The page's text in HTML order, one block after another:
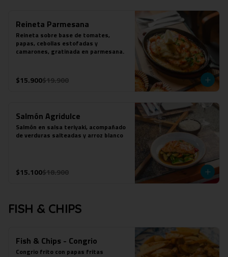
Reineta Parmesana
Reineta sobre base de tomates,
papas, cebollas estofadas y
camarones, gratinada en parmesana.
$15.900$19.900
Salmón Agridulce
Salmón en salsa teriyaki, acompañado
de verduras salteadas y arroz blanco
$15.100$18.900
FISH & CHIPS
Fish & Chips - Congrio
Congrio frito con papas fritas